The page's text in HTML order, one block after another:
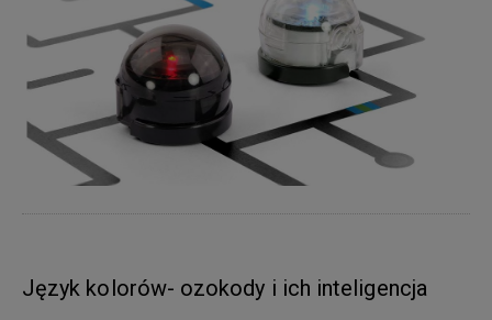
Język kolorów- ozokody i ich inteligencja